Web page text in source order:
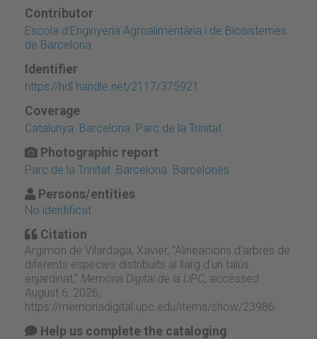
Contributor
Escola d'Enginyeria Agroalimentària i de Biosistemes
de Barcelona
Identifier
https://hdl.handle.net/2117/375921
Coverage
Catalunya. Barcelona. Parc de la Trinitat
Photographic report
Parc de la Trinitat. Barcelona. Barcelonès
Persons/entities
No identificat
Citation
Argimon de Vilardaga, Xavier, “Alineacions d’arbres de
diferents especies distribuïts al llarg d’un talús
enjardinat,” Memòria Digital de la UPC, accessed
August 6, 2026,
https://memoriadigital.upc.edu/items/show/23986
Help us complete the cataloging